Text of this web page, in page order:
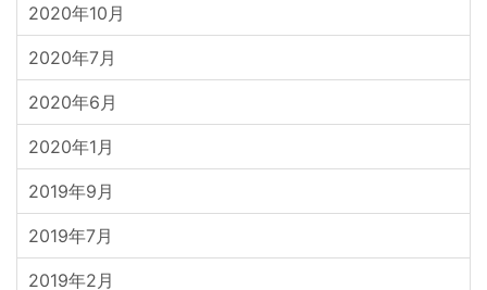
2020年10月
2020年7月
2020年6月
2020年1月
2019年9月
2019年7月
2019年2月